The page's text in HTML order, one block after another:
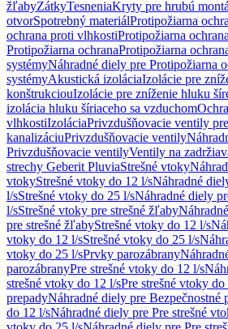
žľabyZátkyTesneniaKryty pre hrubú
otvorSpotrebný materiálProtipožiarna
ochrana proti vlhkostiProtipožiarna ochrana
Protipožiarna ochranaProtipožiarna
systémyNáhradné diely pre Protipožiarna
systémyAkustická izoláciaIzolácie pre
konštrukciouIzolácie pre zníženie hluku
izolácia hluku šíriaceho sa vzduchom
vlhkostiIzoláciaPrivzdušňovacie ventily pre
kanalizáciuPrivzdušňovacie ventily
Privzdušňovacie ventilyVentily na
strechy Geberit PluviaStrešné vtoky
vtokyStrešné vtoky do 12 l/sNáhradné
l/sStrešné vtoky do 25 l/sNáhradné diely
l/sStrešné vtoky pre strešné žľaby
pre strešné žľabyStrešné vtoky do 12 l/s
vtoky do 12 l/sStrešné vtoky do 25 l/s
vtoky do 25 l/sPrvky parozábrany
parozábranyPre strešné vtoky do 12 l/s
strešné vtoky do 12 l/sPre strešné vtoky do
prepadyNáhradné diely pre Bezpečnostné
do 12 l/sNáhradné diely pre Pre strešné